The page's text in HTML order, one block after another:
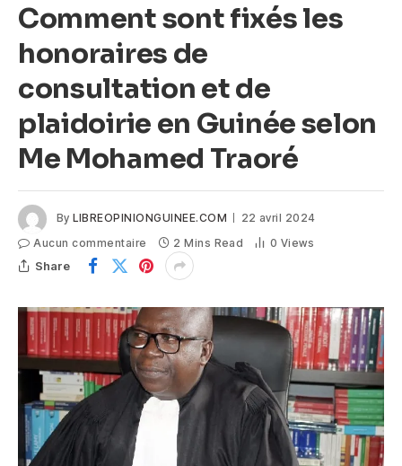
Comment sont fixés les
honoraires de
consultation et de
plaidoirie en Guinée selon
Me Mohamed Traoré
By LIBREOPINIONGUINEE.COM
22 avril 2024
Aucun commentaire
2 Mins Read 0 Views
Share